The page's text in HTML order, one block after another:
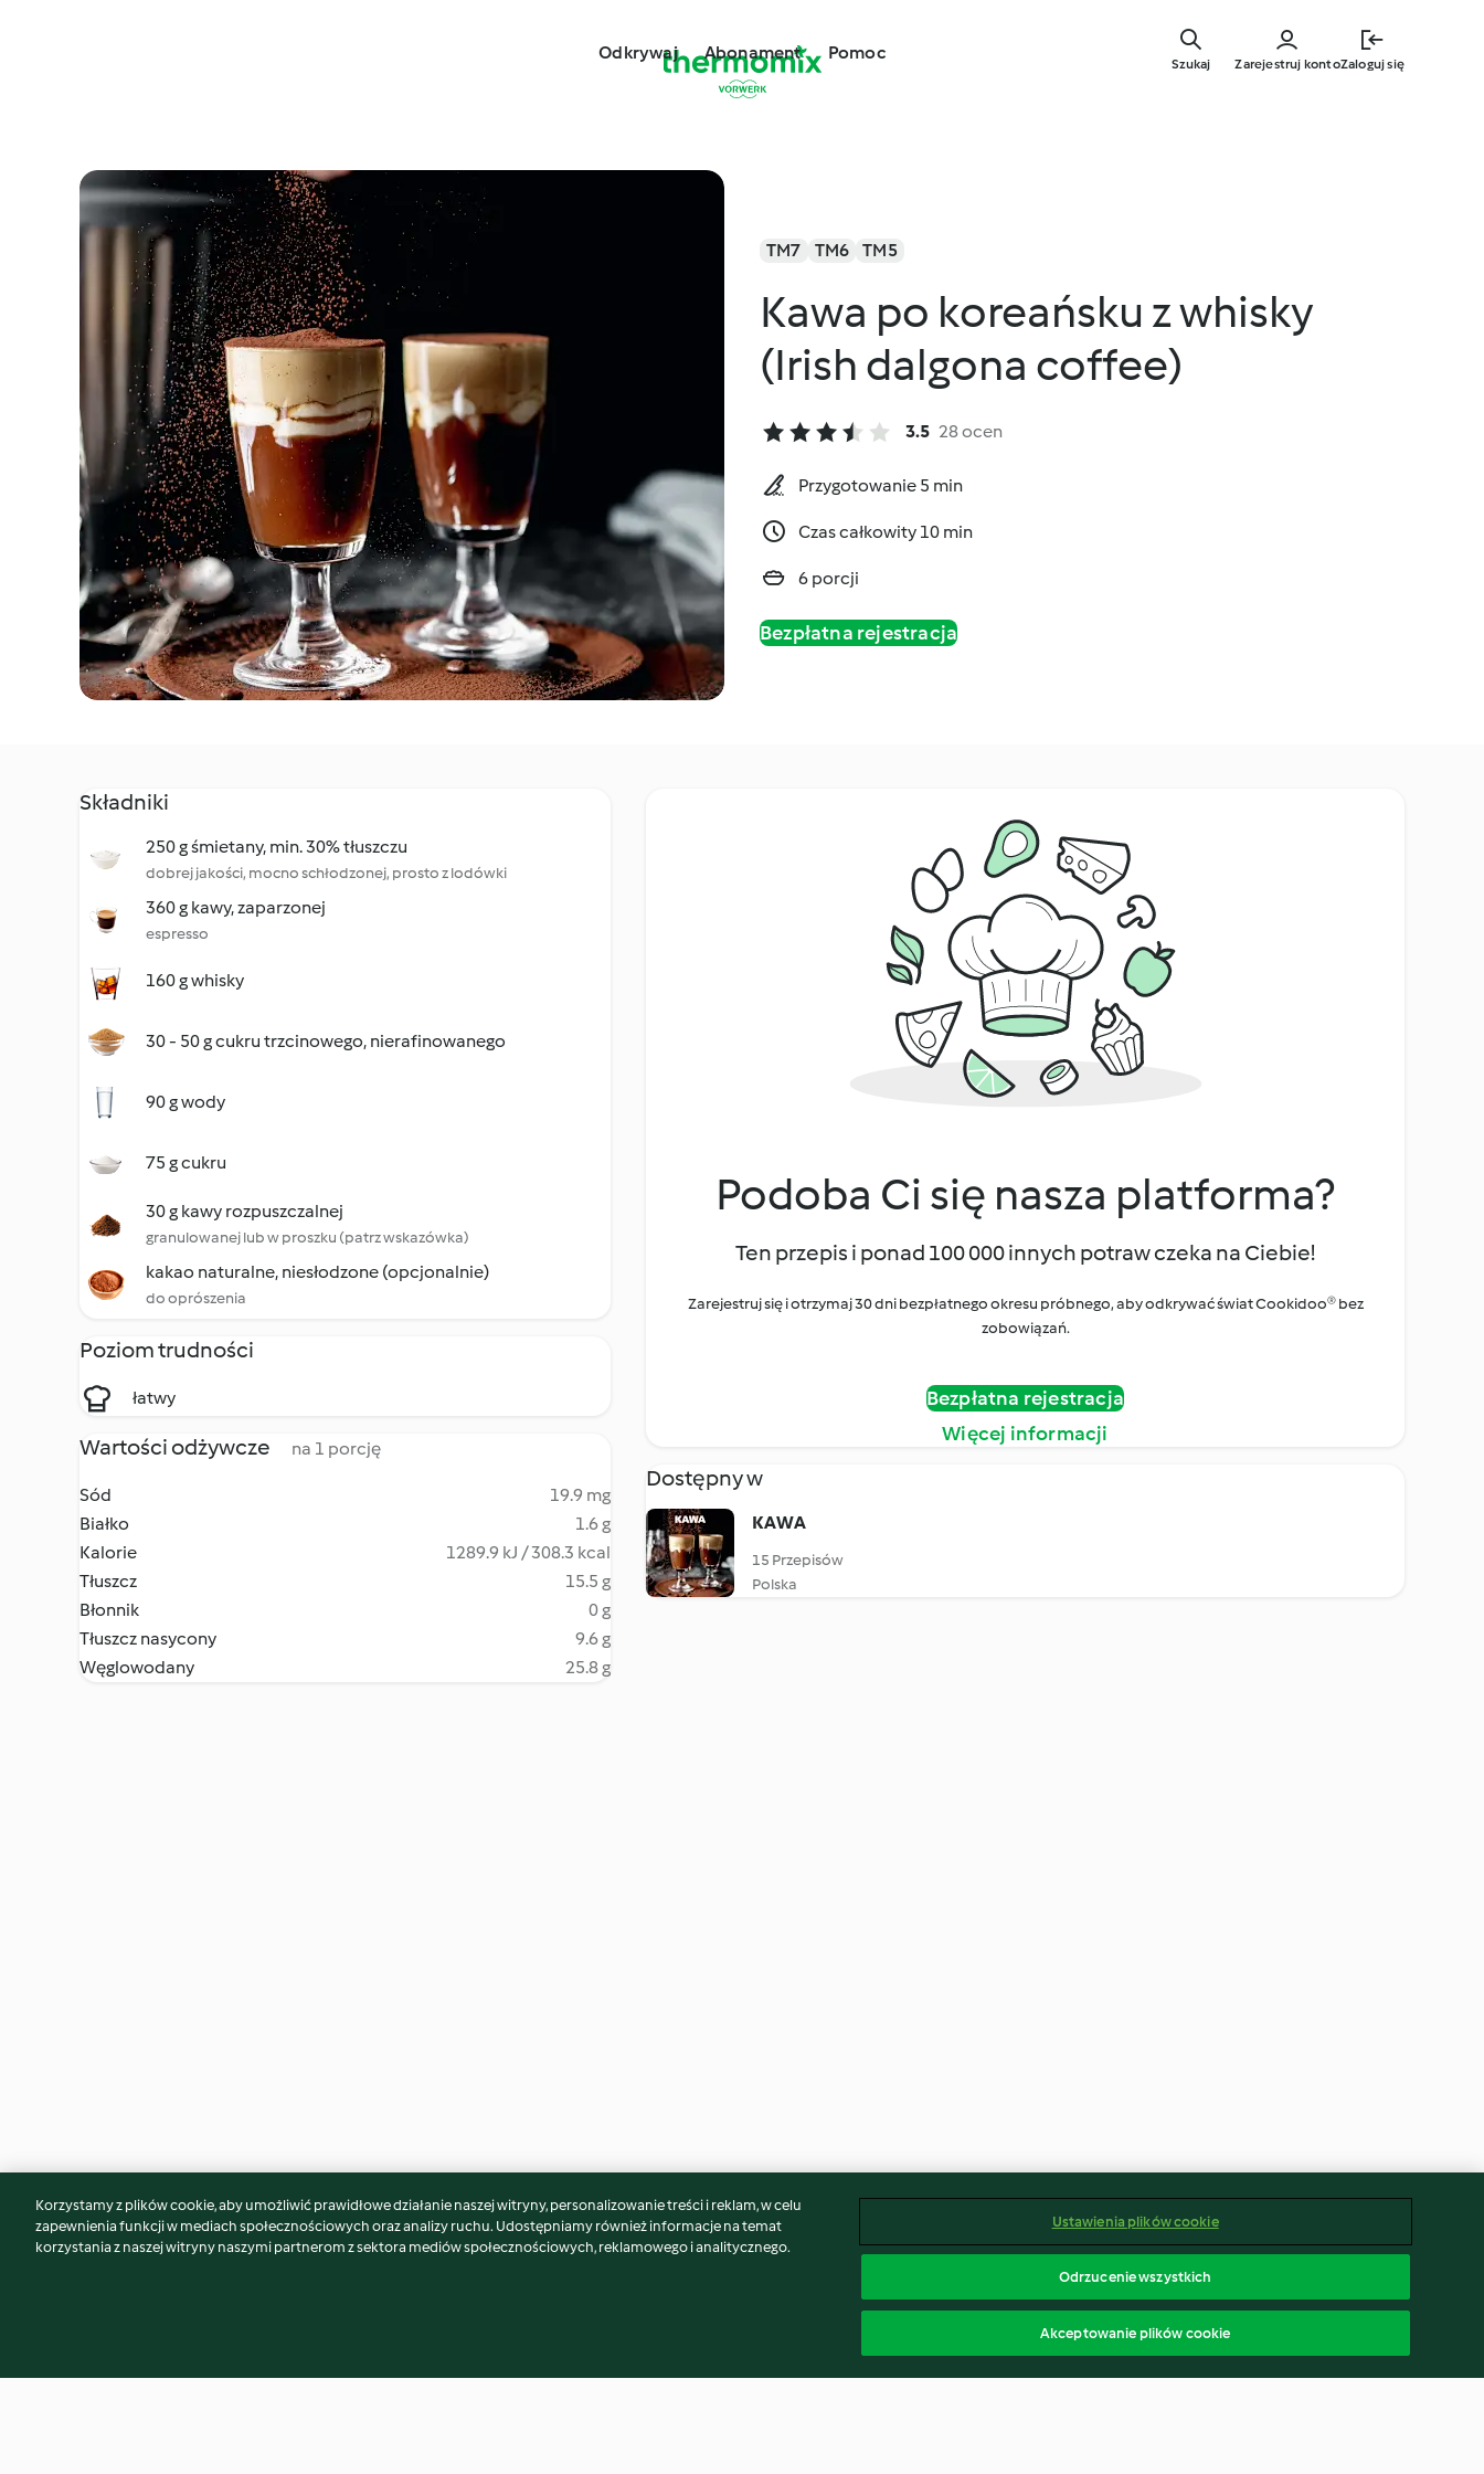
głównej
Odkrywaj Abonament Pomoc
Zarejestruj kontoZaloguj się
Szukaj
TM7 TM6 TM5
Kawa po koreańsku z whisky
(Irish dalgona coffee)
3.5 28 ocen
Przygotowanie 5 min
Czas całkowity 10 min
6 porcji
Bezpłatna rejestracja
Składniki
250 g śmietany, min. 30% tłuszczu
dobrej jakości, mocno schłodzonej, prosto z lodówki
360 g kawy, zaparzonej
espresso
160 g whisky
30 - 50 g cukru trzcinowego, nierafinowanego
90 g wody
75 g cukru
30 g kawy rozpuszczalnej
granulowanej lub w proszku (patrz wskazówka)
kakao naturalne, niesłodzone (opcjonalnie)
do oprószenia
Poziom trudności
łatwy
Wartości odżywcze na 1 porcję
Sód
19.9 mg
Białko
1.6 g
Kalorie
1289.9 kJ / 308.3 kcal
Tłuszcz
15.5 g
Błonnik
0 g
Tłuszcz nasycony
9.6 g
Węglowodany
25.8 g
Podoba Ci się nasza platforma?
Ten przepis i ponad 100 000 innych potraw czeka na Ciebie!
Zarejestruj się i otrzymaj 30 dni bezpłatnego okresu próbnego, aby odkrywać świat Cookidoo® bez
zobowiązań.
Bezpłatna rejestracja
Więcej informacji
Dostępny w
KAWA
15 Przepisów
Polska
Może spodoba Ci się również...
Korzystamy z plików cookie, aby umożliwić prawidłowe działanie naszej witryny, personalizowanie treści i reklam, w celu
zapewnienia funkcji w mediach społecznościowych oraz analizy ruchu. Udostępniamy również informacje na temat
korzystania z naszej witryny naszymi partnerom z sektora mediów społecznościowych, reklamowego i analitycznego.
Ustawienia plików cookie
Odrzucenie wszystkich
Akceptowanie plików cookie